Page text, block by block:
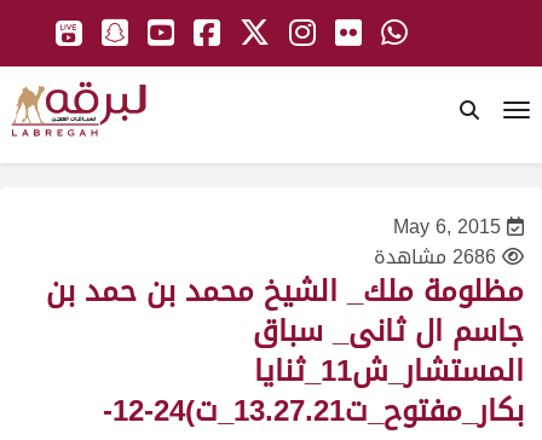
May 6, 2015
2686 مشاهدة
مظلومة ملك_ الشيخ محمد بن حمد بن
جاسم ال ثانى_ سباق
المستشار_ش11_ثنايا
بكار_مفتوح_ت13.27.21_ت)24-12-